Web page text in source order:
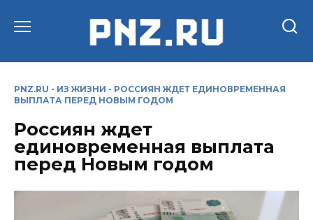
PNZ.RU - ИЗ ЖИЗНИ - РОССИЯН ЖДЕТ ЕДИНОВРЕМЕННАЯ
ВЫПЛАТА ПЕРЕД НОВЫМ ГОДОМ
Россиян ждет
единовременная выплата
перед Новым годом